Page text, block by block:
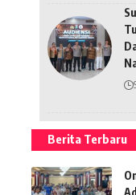
Berita Terbaru